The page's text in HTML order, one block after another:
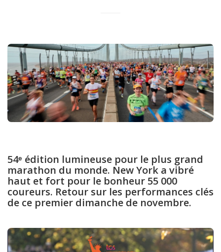
54ᵉ édition lumineuse pour le plus grand
marathon du monde. New York a vibré
haut et fort pour le bonheur 55 000
coureurs. Retour sur les performances clés
de ce premier dimanche de novembre.